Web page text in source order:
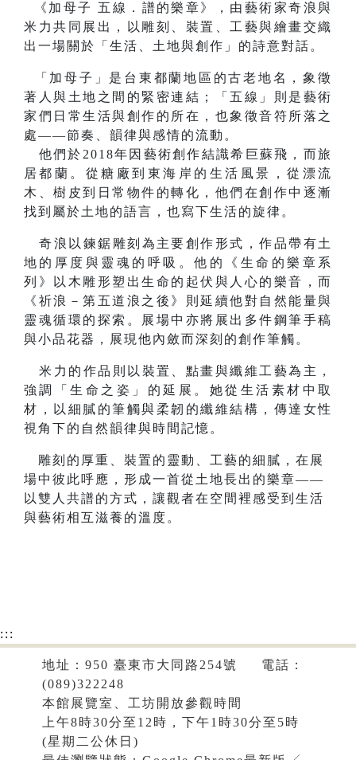
《加母子 五線．譜的樂章》，由藝術家奇浪與
米力共同展出，以雕刻、裝置、工藝與繪畫交織
出一場關於「生活、土地與創作」的詩意對話。
「加母子」是台東都蘭地區的古老地名，象徵
著人與土地之間的緊密連結；「五線」則是藝術
家們日常生活與創作的所在，也象徵音符所落之
處——節奏、韻律與感情的流動。
他們於2018年因藝術創作結識希巨蘇飛，而旅
居都蘭。從糖廠到東海岸的生活風景，從漂流
木、樹皮到日常物件的轉化，他們在創作中逐漸
找到屬於土地的語言，也寫下生活的旋律。
奇浪以鍊鋸雕刻為主要創作形式，作品帶有土
地的厚度與靈魂的呼吸。他的《生命的樂章系
列》以木雕形塑出生命的起伏與人心的樂音，而
《祈浪－第五道浪之後》則延續他對自然能量與
靈魂循環的探索。展場中亦將展出多件鋼筆手稿
與小品花器，展現他內斂而深刻的創作筆觸。
米力的作品則以裝置、點畫與纖維工藝為主，
強調「生命之姿」的延展。她從生活素材中取
材，以細膩的筆觸與柔韌的纖維結構，傳達女性
視角下的自然韻律與時間記憶。
雕刻的厚重、裝置的靈動、工藝的細膩，在展
場中彼此呼應，形成一首從土地長出的樂章——
以雙人共譜的方式，讓觀者在空間裡感受到生活
與藝術相互滋養的溫度。
:::
地址：950 臺東市大同路254號 電話：
(089)322248
本館展覽室、工坊開放參觀時間
上午8時30分至12時，下午1時30分至5時
(星期二公休日)